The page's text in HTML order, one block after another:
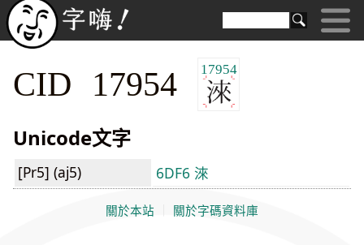
CID 17954 17954
Unicode文字
[Pr5] (aj5) 6DF6 淶
關於本站 關於字碼資料庫